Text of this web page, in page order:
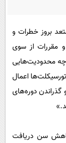
بروز خطرات و
مقررات از سوی
محدودیت‌هایی
اعمال
دوره‌های
سن دریافت